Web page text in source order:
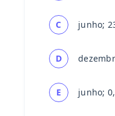
C junho;
D
E junho;